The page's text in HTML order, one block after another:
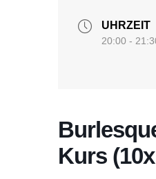
UHRZEIT
20:00 -
Kurs